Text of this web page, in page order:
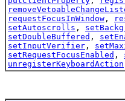
requestFocusInWindow ,
setAutoscrolls ,
setDoubleBuffered ,
setInputVerifier ,
setRequestFocusEnabled ,
unregisterKeyboardAction